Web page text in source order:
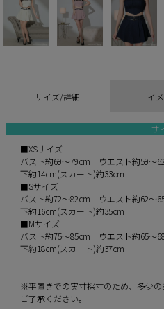
サイズ/詳細 イ
サ
■XSサイズ
バスト約69～79cm ウエスト約59
下約14cm(スカート)約33cm
■Sサイズ
バスト約72～82cm ウエスト約62
下約16cm(スカート)約35cm
■Mサイズ
バスト約75～85cm ウエスト約65
下約18cm(スカート)約37cm
※平置きでの実寸採寸のため、多少
ご了承ください。